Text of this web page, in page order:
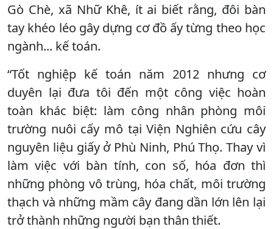
Gò Chè, xã Nhữ Khê, ít ai biết rằng, đôi bàn
tay khéo léo gây dựng cơ đồ ấy từng theo học
ngành... kế toán.
“Tốt nghiệp kế toán năm 2012 nhưng cơ
duyên lại đưa tôi đến một công việc hoàn
toàn khác biệt: làm công nhân phòng môi
trường nuôi cấy mô tại Viện Nghiên cứu cây
nguyên liệu giấy ở Phù Ninh, Phú Thọ. Thay vì
làm việc với bàn tính, con số, hóa đơn thì
những phòng vô trùng, hóa chất, môi trường
thạch và những mầm cây đang dần lớn lên lại
trở thành những người bạn thân thiết.